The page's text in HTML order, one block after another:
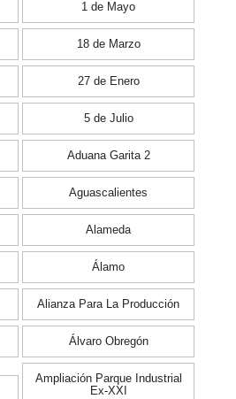
1 de Mayo
18 de Marzo
27 de Enero
5 de Julio
Aduana Garita 2
Aguascalientes
Alameda
Álamo
Alianza Para La Producción
Álvaro Obregón
Ampliación Parque Industrial
Ex-XXI